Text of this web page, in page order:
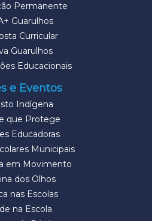
Permanente
Guarulhos
Curricular
Guarulhos
Educacionais
e Eventos
Indígena
que Protege
Educadoras
Municipais
em Movimento
dos Olhos
nas Escolas
na Escola